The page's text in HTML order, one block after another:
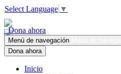
Select Language ▼
Dona ahora
Menú de navegación
Dona ahora
Inicio